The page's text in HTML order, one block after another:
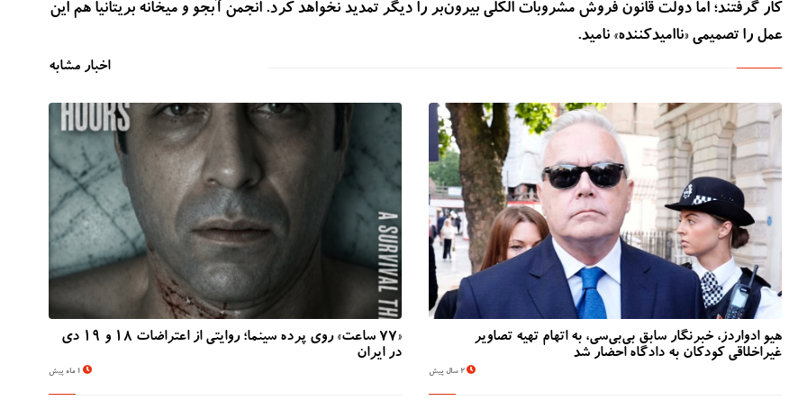
کار گرفتند؛ اما دولت قانون فروش مشروبات الکلی بیرون‌بر را دیگر تمدید نخواهد کرد. انجمن آبجو و میخانه بریتانیا هم این
عمل را تصمیمی «ناامیدکننده» نامید.
اخبار مشابه
«۷۷ ساعت» روی پرده سینما؛ روایتی از اعتراضات ۱۸ و ۱۹ دی
در ایران
هیو ادواردز، خبرنگار سابق بی‌بی‌سی، به اتهام تهیه تصاویر
غیراخلاقی کودکان به دادگاه احضار شد
2 سال پیش